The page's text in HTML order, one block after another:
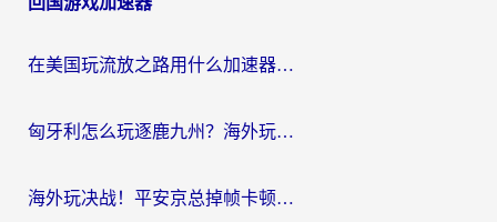
在美国玩流放之路用什么加速器？海外党国服游戏不卡顿的终极攻略
匈牙利怎么玩逐鹿九州？海外玩家国服游戏加速器终极指南（附永劫无间荣耀新三国解决方案）
海外玩决战！平安京总掉帧卡顿？用什么加速器比较好？实测指南来了